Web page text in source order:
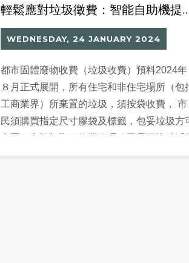
輕鬆應對垃圾徵費：智
WEDNESDAY, 24 JANUARY 2024
都市固體廢物收費（垃圾收費）預料2024年
８月正式展開，所有住宅和非住宅場所（包
工商業界）所棄置的垃圾，須按袋收費， 市
民須購買指定尺寸膠袋及標籤，包妥垃圾方
或指定垃圾袋，屆時定必會增加物管人員的